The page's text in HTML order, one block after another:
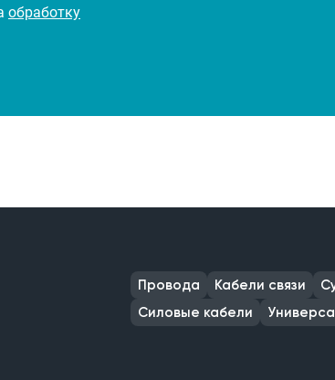
обработку
Провода Кабели связи
Силовые кабели